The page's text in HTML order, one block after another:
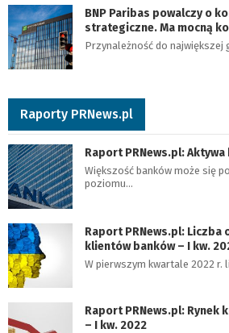
BNP Paribas powalczy o
strategiczne. Ma mocną
Przynależność do największej
Raporty PRNews.pl
Raport PRNews.pl:
Większość banków może się
poziomu…
Raport PRNews.pl: Liczba
klientów banków – I kw.
W pierwszym kwartale 2022 r.
Raport PRNews.pl: Rynek
– I kw. 2022